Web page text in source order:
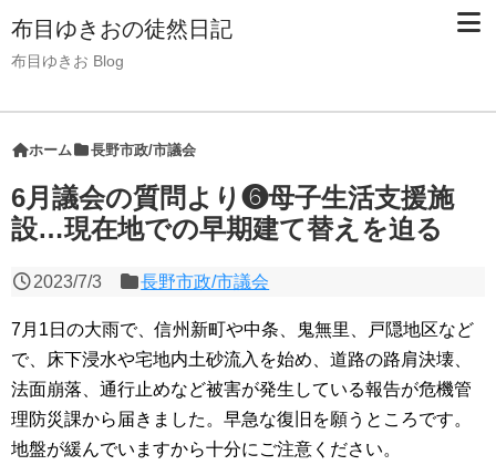
布目ゆきおの徒然日記
布目ゆきお Blog
ホーム 長野市政/市議会
6月議会の質問より❻母子生活支援施
設…現在地での早期建て替えを迫る
2023/7/3 長野市政/市議会
7月1日の大雨で、信州新町や中条、鬼無里、戸隠地区など
で、床下浸水や宅地内土砂流入を始め、道路の路肩決壊、
法面崩落、通行止めなど被害が発生している報告が危機管
理防災課から届きました。早急な復旧を願うところです。
地盤が緩んでいますから十分にご注意ください。